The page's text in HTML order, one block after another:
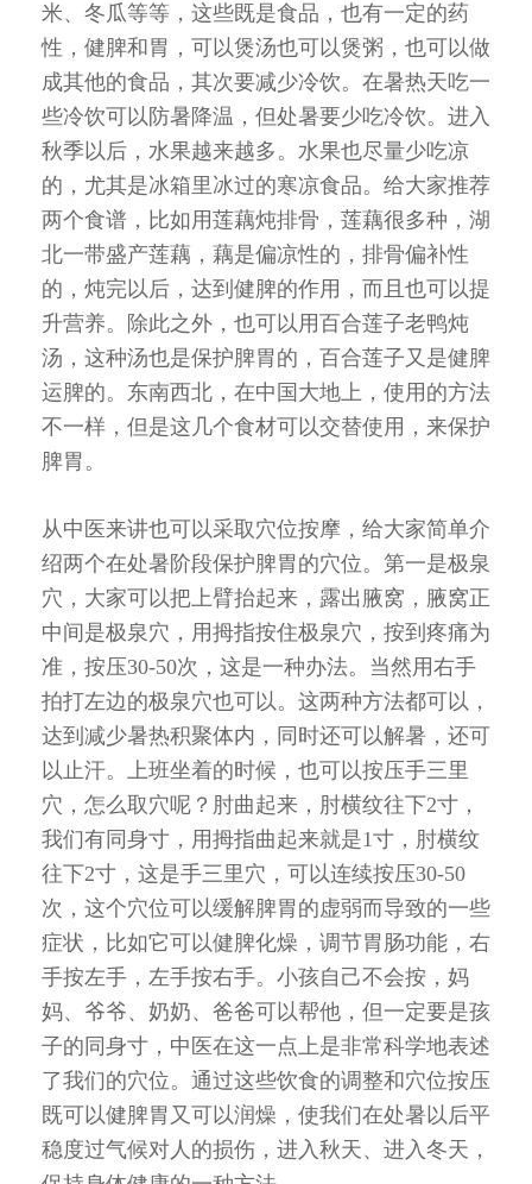
米、冬瓜等等，这些既是食品，也有一定的药
性，健脾和胃，可以煲汤也可以煲粥，也可以做
成其他的食品，其次要减少冷饮。在暑热天吃一
些冷饮可以防暑降温，但处暑要少吃冷饮。进入
秋季以后，水果越来越多。水果也尽量少吃凉
的，尤其是冰箱里冰过的寒凉食品。给大家推荐
两个食谱，比如用莲藕炖排骨，莲藕很多种，湖
北一带盛产莲藕，藕是偏凉性的，排骨偏补性
的，炖完以后，达到健脾的作用，而且也可以提
升营养。除此之外，也可以用百合莲子老鸭炖
汤，这种汤也是保护脾胃的，百合莲子又是健脾
运脾的。东南西北，在中国大地上，使用的方法
不一样，但是这几个食材可以交替使用，来保护
脾胃。
从中医来讲也可以采取穴位按摩，给大家简单介
绍两个在处暑阶段保护脾胃的穴位。第一是极泉
穴，大家可以把上臂抬起来，露出腋窝，腋窝正
中间是极泉穴，用拇指按住极泉穴，按到疼痛为
准，按压30-50次，这是一种办法。当然用右手
拍打左边的极泉穴也可以。这两种方法都可以，
达到减少暑热积聚体内，同时还可以解暑，还可
以止汗。上班坐着的时候，也可以按压手三里
穴，怎么取穴呢？肘曲起来，肘横纹往下2寸，
我们有同身寸，用拇指曲起来就是1寸，肘横纹
往下2寸，这是手三里穴，可以连续按压30-50
次，这个穴位可以缓解脾胃的虚弱而导致的一些
症状，比如它可以健脾化燥，调节胃肠功能，右
手按左手，左手按右手。小孩自己不会按，妈
妈、爷爷、奶奶、爸爸可以帮他，但一定要是孩
子的同身寸，中医在这一点上是非常科学地表述
了我们的穴位。通过这些饮食的调整和穴位按压
既可以健脾胃又可以润燥，使我们在处暑以后平
稳度过气候对人的损伤，进入秋天、进入冬天，